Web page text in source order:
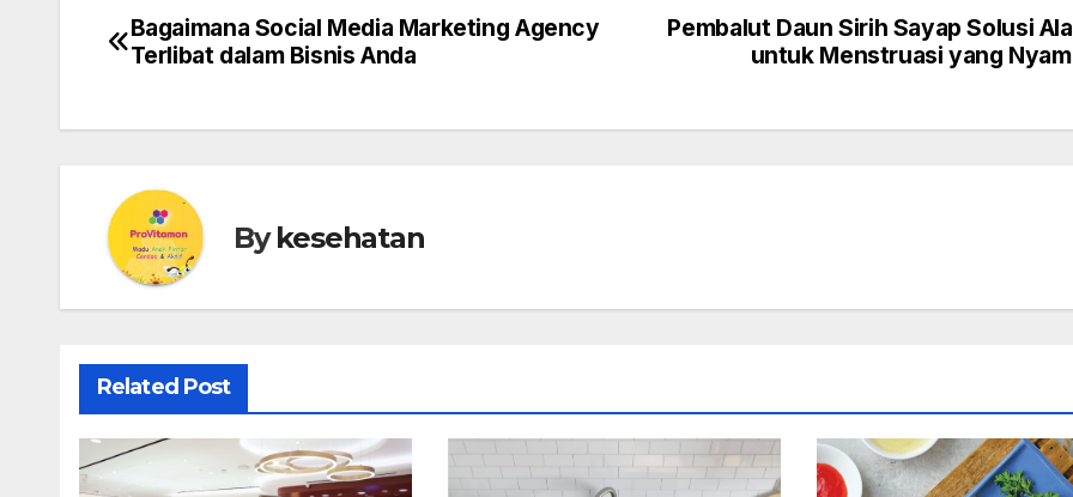
Post
Pembalut Daun Sirih Sayap Solusi
untuk Menstruasi yang
Bagaimana Social Media Marketing Agency
Terlibat dalam Bisnis Anda
Bykesehatan
Related Post